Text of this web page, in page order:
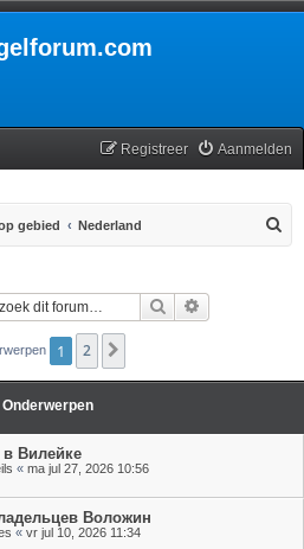
Aanmelden
Registreer
gebied Nederland
Zoek
1 2
Onderwerpen
Вилейке
« ma jul 27, 2026 10:56
Воложин
« vr jul 10, 2026 11:34